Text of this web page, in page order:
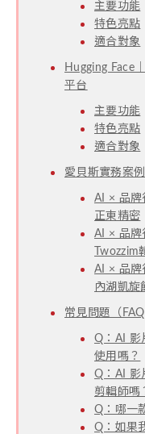
主要功能
特色亮點
適合對象
Hugging Face
平台
主要功能
特色亮點
適合對象
愛貝斯實務案例
AI × 品牌
正東精密
AI × 品牌
Twozzim
AI × 品牌
內湖凱旋
常見問題（FAQ
Q：AI 影
使用嗎？
Q：AI 影
剪輯師嗎
Q：哪一
Q：如果